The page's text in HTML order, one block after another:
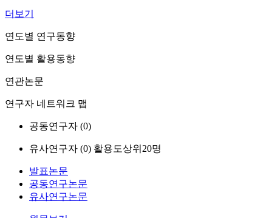
더보기
연도별 연구동향
연도별 활용동향
연관논문
연구자 네트워크 맵
공동연구자 (0)
유사연구자 (0) 활용도상위20명
발표논문
공동연구논문
유사연구논문